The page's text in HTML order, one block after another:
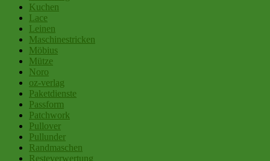
Kuchen
Lace
Leinen
Maschinestricken
Möbius
Mütze
Noro
oz-verlag
Paketdienste
Passform
Patchwork
Pullover
Pullunder
Randmaschen
Resteverwertung